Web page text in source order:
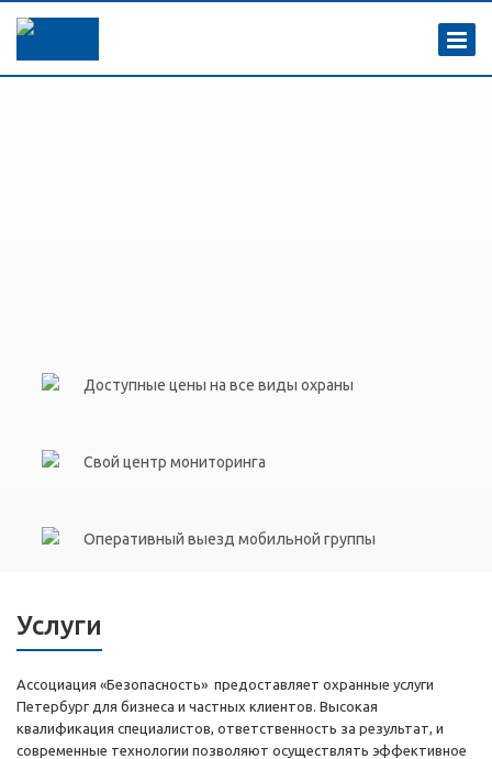
Доступные цены на все виды охраны
Свой центр мониторинга
Оперативный выезд мобильной группы
Услуги
Ассоциация «Безопасность» предоставляет охранные услуги
Петербург для бизнеса и частных клиентов. Высокая
квалификация специалистов, ответственность за результат, и
современные технологии позволяют осуществлять эффективное